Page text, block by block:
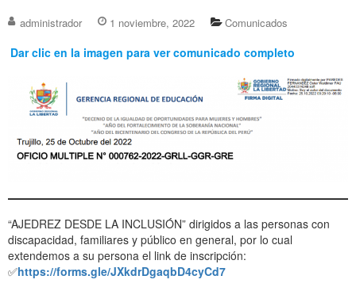
administrador 1 noviembre, 2022 Comunicados
Dar clic en la imagen para ver comunicado completo
“AJEDREZ DESDE LA INCLUSIÓN” dirigidos a las personas con
discapacidad, familiares y público en general, por lo cual
extendemos a su persona el link de inscripción:
✅https://forms.gle/JXkdrDgaqbD4cyCd7